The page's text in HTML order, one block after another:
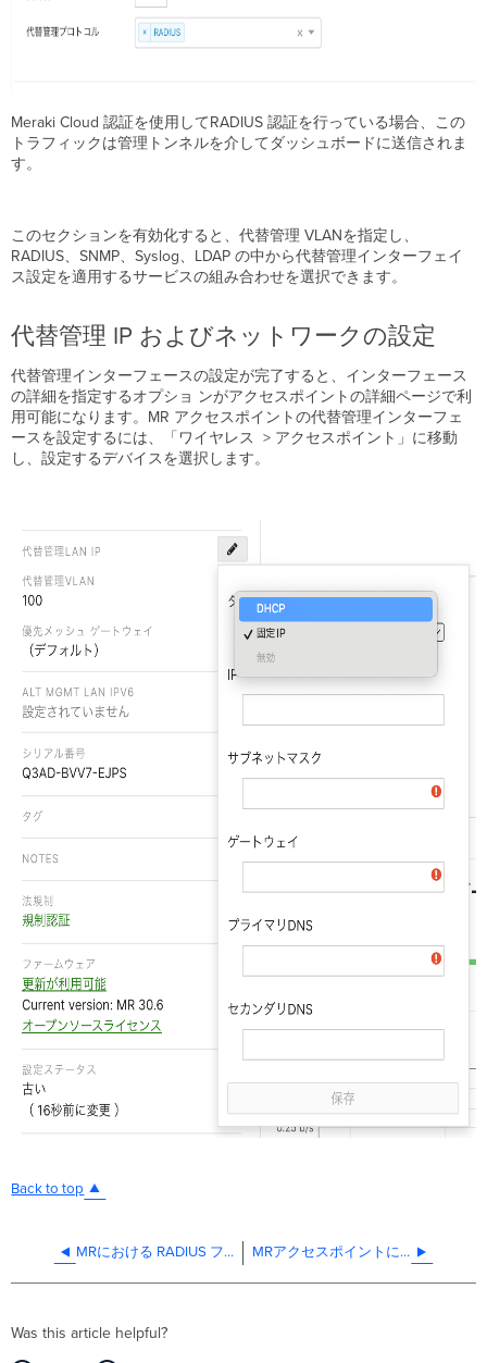
Meraki Cloud 認証を使用してRADIUS 認証を行っている場合、この
トラフィックは管理トンネルを介してダッシュボードに送信されま
す。
このセクションを有効化すると、代替管理 VLANを指定し、
RADIUS、SNMP、Syslog、LDAP の中から代替管理インターフェイ
ス設定を適用するサービスの組み合わせを選択できます。
代替管理 IP およびネットワークの設定
代替管理インターフェースの設定が完了すると、インターフェース
の詳細を指定するオプショ ンがアクセスポイントの詳細ページで利
用可能になります。MR アクセスポイントの代替管理インターフェ
ースを設定するには、「ワイヤレス > アクセスポイント」に移動
し、設定するデバイスを選択します。
Back to top
MRにおける RADIUS フェイルオーバーおよびリトライ MRアクセスポイントにおけるHTTP CONNECTプロキシ
Was this article helpful?